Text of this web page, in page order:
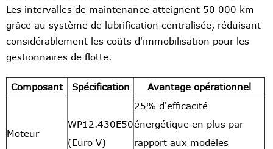
Les intervalles de maintenance atteignent 50 000 km
grâce au système de lubrification centralisée, réduisant
considérablement les coûts d'immobilisation pour les
gestionnaires de flotte.
Composant Spécification Avantage opérationnel
Moteur
WP12.430E50
(Euro V)
25% d'efficacité
énergétique en plus par
rapport aux modèles